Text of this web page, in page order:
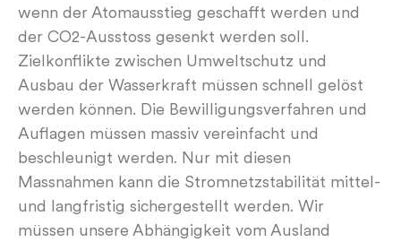
wenn der Atomausstieg geschafft werden und
der CO2-Ausstoss gesenkt werden soll.
Zielkonflikte zwischen Umweltschutz und
Ausbau der Wasserkraft müssen schnell gelöst
werden können. Die Bewilligungsverfahren und
Auflagen müssen massiv vereinfacht und
beschleunigt werden. Nur mit diesen
Massnahmen kann die Stromnetzstabilität mittel-
und langfristig sichergestellt werden. Wir
müssen unsere Abhängigkeit vom Ausland